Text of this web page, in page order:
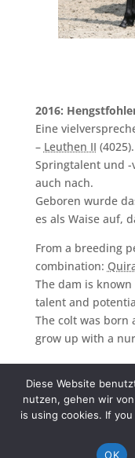
2016:
Eine
– Leuthen II
Springtalent und -
auch nach.
Geboren wurde
es als Waise auf,
From a breeding
combination:
The dam is
talent and
The colt was born
grow up with a
Diese Website
nutzen, gehen wir
is using cookies. If
OK